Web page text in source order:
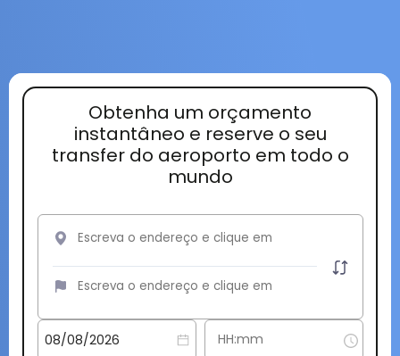
Obtenha um orçamento
instantâneo e reserve o seu
transfer do aeroporto em todo o
mundo